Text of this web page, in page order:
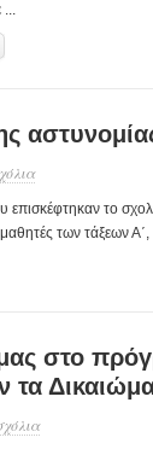
...
επισκέφτηκαν το
των τάξεων Α΄,
στο